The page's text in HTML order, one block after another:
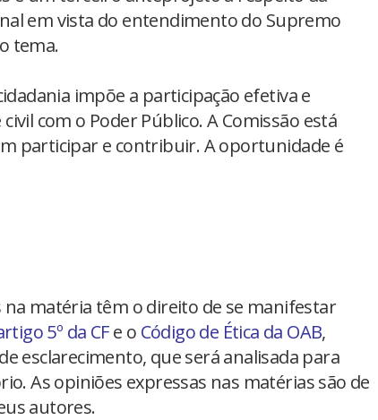
em vista do entendimento do Supremo
tema.
impõe a participação efetiva e
com o Poder Público. A Comissão está
participar e contribuir. A oportunidade é
na matéria têm o direito de se manifestar
5º da CFe o Código de Ética da OAB,
esclarecimento, que será analisada para
As opiniões expressas nas matérias são de
autores.